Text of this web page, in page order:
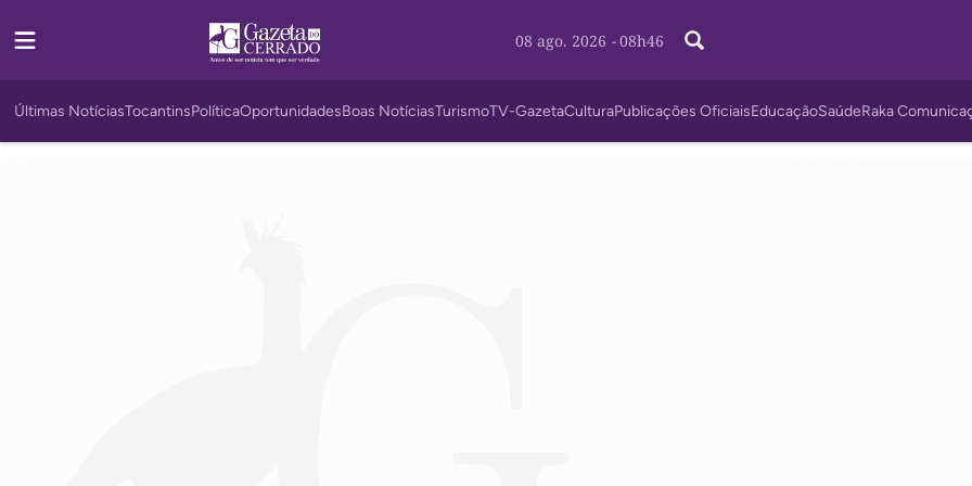
08 ago. 2026 - 08h46
Últimas NotíciasTocantinsPolíticaOportunidadesBoas NotíciasTurismoTV-GazetaCulturaPublicações OficiaisEducaçãoSaúdeRaka